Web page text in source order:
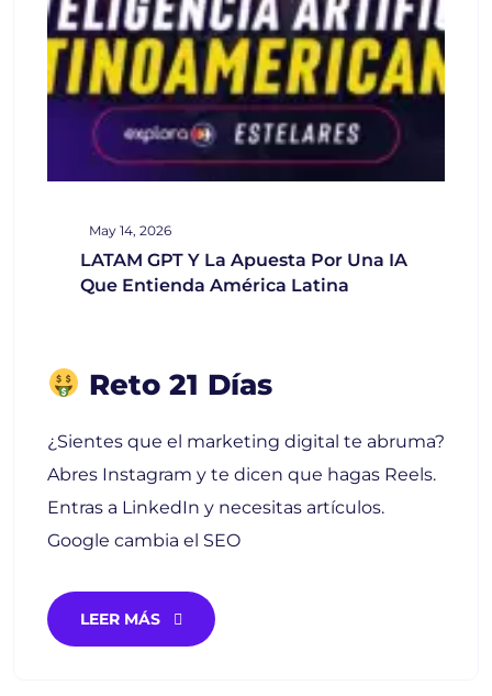
May 14, 2026
LATAM GPT Y La Apuesta Por Una IA
Que Entienda América Latina
Reto 21 Días
¿Sientes que el marketing digital te abruma?
Abres Instagram y te dicen que hagas Reels.
Entras a LinkedIn y necesitas artículos.
Google cambia el SEO
LEER MÁS